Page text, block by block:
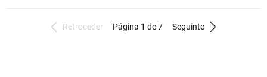
Retroceder Página 1 de 7 Seguinte